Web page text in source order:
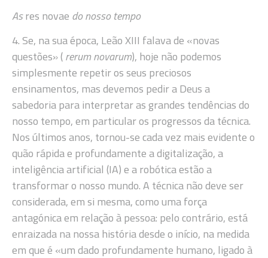
Asres novae do nosso tempo
4. Se, na sua época, Leão XIII falava de «novas
questões» (rerum novarum), hoje não podemos
simplesmente repetir os seus preciosos
ensinamentos, mas devemos pedir a Deus a
sabedoria para interpretar as grandes tendências do
nosso tempo, em particular os progressos da técnica.
Nos últimos anos, tornou-se cada vez mais evidente o
quão rápida e profundamente a digitalização, a
inteligência artificial (IA) e a robótica estão a
transformar o nosso mundo. A técnica não deve ser
considerada, em si mesma, como uma força
antagónica em relação à pessoa: pelo contrário, está
enraizada na nossa história desde o início, na medida
em que é «um dado profundamente humano, ligado à